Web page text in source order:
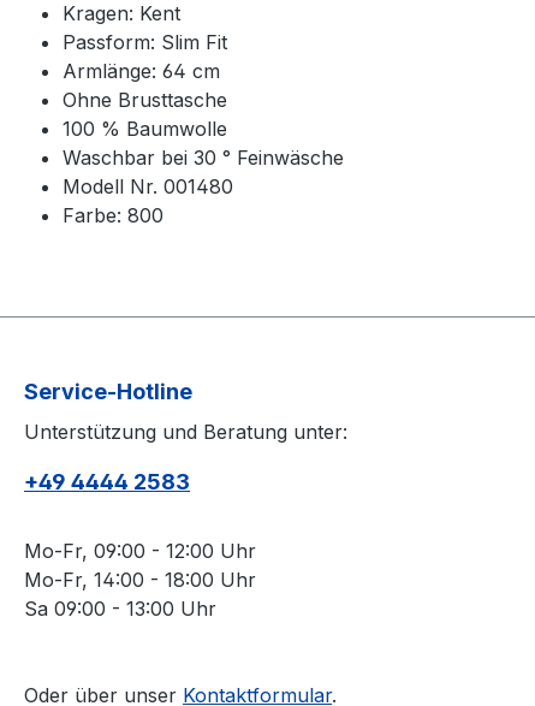
Kragen: Kent
Passform: Slim Fit
Armlänge: 64 cm
Ohne Brusttasche
100 % Baumwolle
Waschbar bei 30 ° Feinwäsche
Modell Nr. 001480
Farbe: 800
Service-Hotline
Unterstützung und Beratung unter:
+49 4444 2583
Mo-Fr, 09:00 - 12:00 Uhr
Mo-Fr, 14:00 - 18:00 Uhr
Sa 09:00 - 13:00 Uhr
Oder über unser Kontaktformular.